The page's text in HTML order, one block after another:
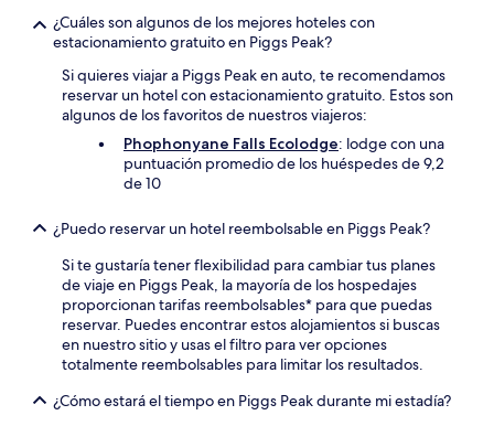
¿Cuáles son algunos de los mejores hoteles con
estacionamiento gratuito en Piggs Peak?
Si quieres viajar a Piggs Peak en auto, te recomendamos
reservar un hotel con estacionamiento gratuito. Estos son
algunos de los favoritos de nuestros viajeros:
Phophonyane Falls Ecolodge: lodge con una
puntuación promedio de los huéspedes de 9,2
de 10
¿Puedo reservar un hotel reembolsable en Piggs Peak?
Si te gustaría tener flexibilidad para cambiar tus planes
de viaje en Piggs Peak, la mayoría de los hospedajes
proporcionan tarifas reembolsables* para que puedas
reservar. Puedes encontrar estos alojamientos si buscas
en nuestro sitio y usas el filtro para ver opciones
totalmente reembolsables para limitar los resultados.
¿Cómo estará el tiempo en Piggs Peak durante mi estadía?